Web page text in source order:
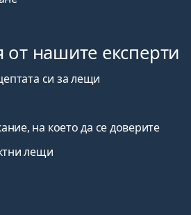
нашите експерти
си за лещи
на което да се доверите
лещи